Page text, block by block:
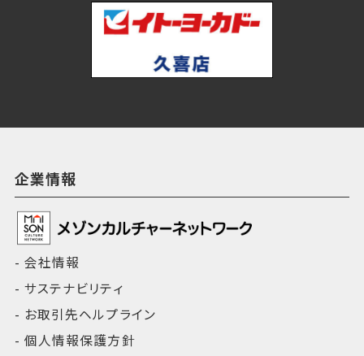
企業情報
会社情報
サステナビリティ
お取引先ヘルプライン
個人情報保護方針